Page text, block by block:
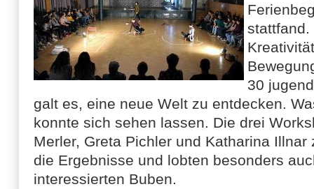
stattfand.
30
galt es, eine neue Welt zu entdecken.
konnte sich sehen lassen. Die drei
Merler, Greta Pichler und Katharina
die Ergebnisse und lobten besonders
interessierten Buben.